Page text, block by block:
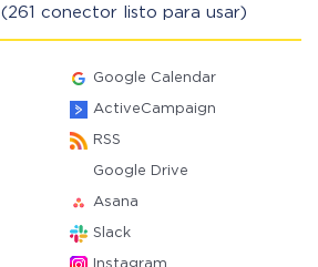
(261 conector listo para usar)
Google Calendar
ActiveCampaign
RSS
Google Drive
Asana
Slack
Instagram